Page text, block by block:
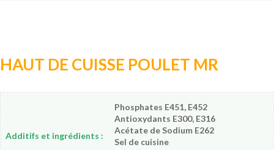
HAUT DE CUISSE POULET MR
Additifs et ingrédients :
Phosphates E451, E452
Antioxydants E300, E316
Acétate de Sodium E262
Sel de cuisine